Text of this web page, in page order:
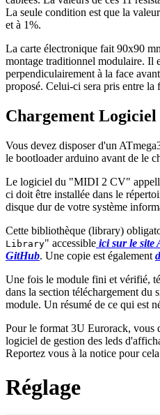
La seule condition est que la
et à 1%.
La carte électronique fait 90x90
montage traditionnel modulaire. Il
perpendiculairement à la face
proposé. Celui-ci sera pris entre la
Chargement Logiciel
Vous devez disposer d'un
le bootloader arduino avant de le
Le logiciel du "MIDI 2 CV"
ci doit être installée dans le
disque dur de votre système
Cette bibliothèque (library)
Library" accessible ici sur le site
GitHub. Une copie est également
Une fois le module fini et vérifié,
dans la section téléchargement du
module. Un résumé de ce qui est
Pour le format 3U Eurorack, vous
logiciel de gestion des leds
Reportez vous à la notice pour
Réglage